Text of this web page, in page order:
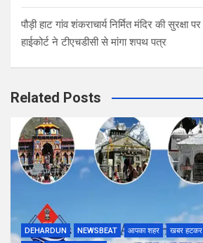
पौड़ी हाट गांव शंकराचार्य निर्मित मंदिर की सुरक्षा
हाईकोर्ट ने टीएचडीसी से मांगा शपथ पत्र
Related Posts
DEHARDUN NEWSBEAT आपका शहर खबर हटकर